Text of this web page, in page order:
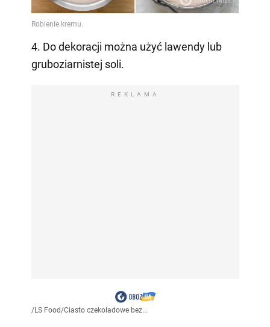
4. Do dekoracji można użyć lawendy lub
gruboziarnistej soli.
REKLAMA
/LS Food/Ciasto czekoladowe bez...